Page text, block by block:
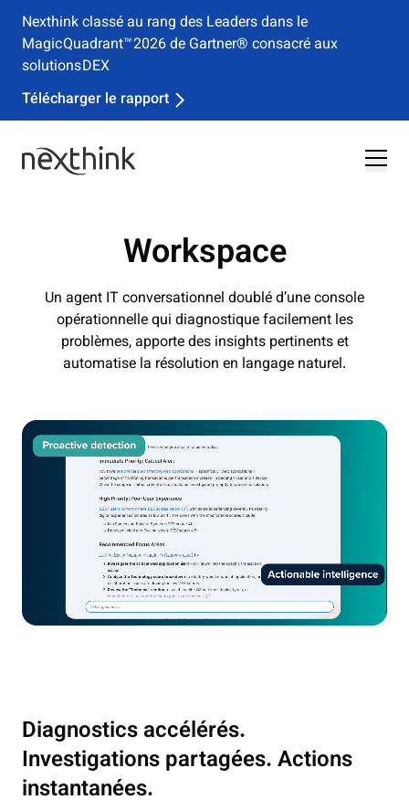
Nexthink classé au rang des Leaders dans le
Magic Quadrant™ 2026 de Gartner® consacré aux
solutions DEX
Télécharger le rapport
Workspace
Un agent IT conversationnel doublé d’une console
opérationnelle qui diagnostique facilement les
problèmes, apporte des insights pertinents et
automatise la résolution en langage naturel.
Diagnostics accélérés.
Investigations partagées. Actions
instantanées.